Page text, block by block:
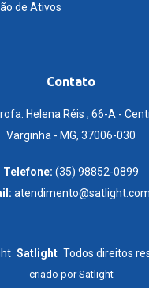
de Ativos
Contato
Helena Réis , 66-A -
Varginha - MG, 37006-030
Telefone: (35) 98852-0899
Satlight Todos direitos
criado porSatlight